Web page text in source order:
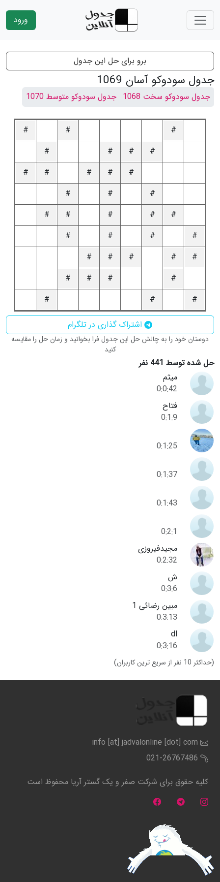
ورود
برو برای حل این جدول
جدول سودوکو آسان 1069
جدول سودوکو سخت 1068 جدول سودوکو متوسط 1070
#
#
#
#
#
#
#
#
#
#
#
#
#
#
#
#
#
#
#
#
#
#
#
#
#
#
#
#
#
#
#
#
#
#
#
#
اشتراک گذاری در تلگرام
دوستان خود را به چالش حل این جدول فرا بخوانید و زمان حل را مقایسه
کنید
حل شده توسط 441 نفر
میثم
0:0:42
فتاح
0:1:9
0:1:25
0:1:37
0:1:43
0:2:1
مجیدفیروزی
0:2:32
ش
0:3:6
مبین رضائی 1
0:3:13
dl
0:3:16
(حداکثر 10 نفر از سریع ترین کاربران)
info [at] jadvalonline [dot] com
021-26767486
کلیه حقوق برای شرکت صفر و یک گستر آریا محفوظ است